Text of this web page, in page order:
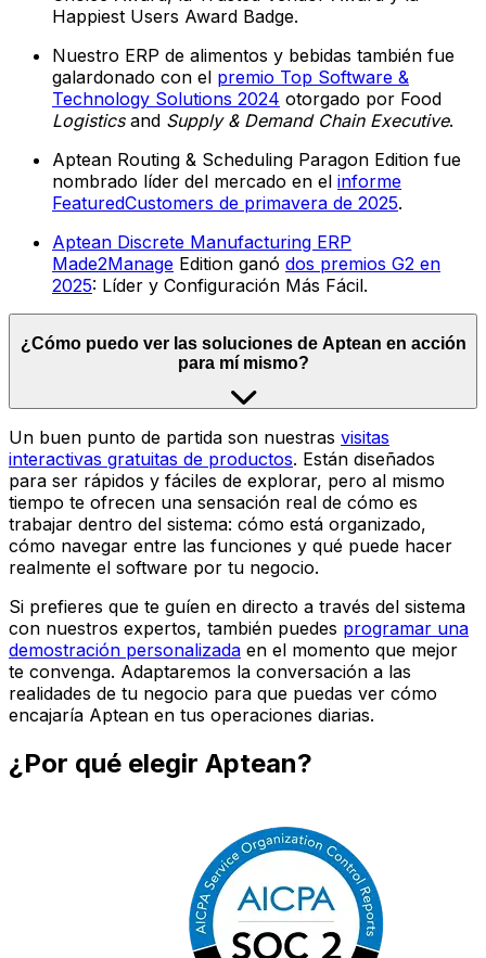
Happiest Users Award Badge.
Nuestro ERP de alimentos y bebidas también fue
galardonado con el premio Top Software &
Technology Solutions 2024 otorgado por Food
Logisticsand Supply & Demand Chain Executive.
Aptean Routing & Scheduling Paragon Edition fue
nombrado líder del mercado en el informe
FeaturedCustomers de primavera de 2025.
Aptean Discrete Manufacturing ERP
Made2Manage Edition ganó dos premios G2 en
2025: Líder y Configuración Más Fácil.
¿Cómo puedo ver las soluciones de Aptean en acción
para mí mismo?
Un buen punto de partida son nuestras visitas
interactivas gratuitas de productos. Están diseñados
para ser rápidos y fáciles de explorar, pero al mismo
tiempo te ofrecen una sensación real de cómo es
trabajar dentro del sistema: cómo está organizado,
cómo navegar entre las funciones y qué puede hacer
realmente el software por tu negocio.
Si prefieres que te guíen en directo a través del sistema
con nuestros expertos, también puedes programar una
demostración personalizada en el momento que mejor
te convenga. Adaptaremos la conversación a las
realidades de tu negocio para que puedas ver cómo
encajaría Aptean en tus operaciones diarias.
¿Por qué elegir Aptean?